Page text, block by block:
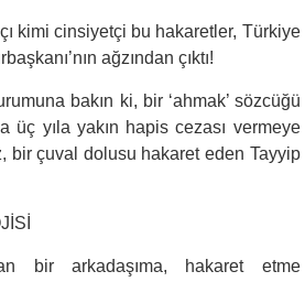
kimi cinsiyetçi bu hakaretler, Türkiye
ağzından çıktı!
bakın ki, bir ‘ahmak’ sözcüğü
üç yıla yakın hapis cezası vermeye
bir çuval dolusu hakaret eden Tayyip
bir arkadaşıma, hakaret etme